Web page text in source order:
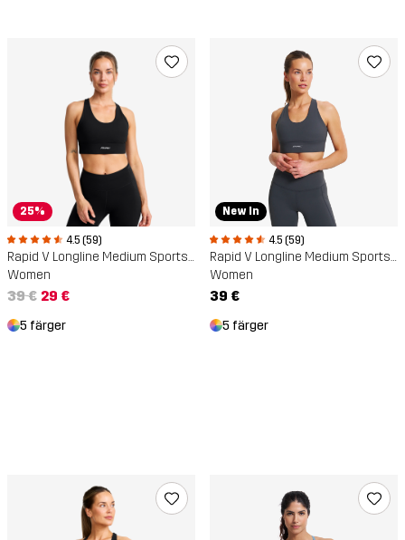
25%
4.5 (59)
Rapid V Longline Medium Sports Bra
Women
39 € 29 €
5 färger
New In
4.5 (59)
Rapid V Longline Medium Sports Bra
Women
39 €
5 färger